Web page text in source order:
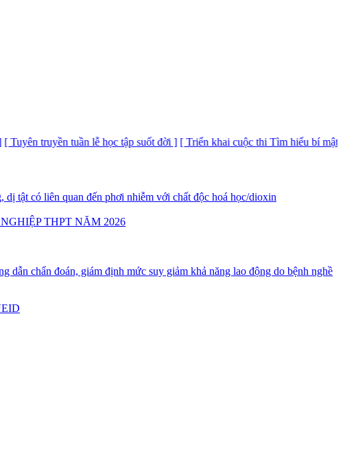
truyền tuần lễ học tập suốt đời ] [ Triển khai cuộc thi Tìm hiểu bí mật nhà
tật có liên quan đến phơi nhiễm với chất độc hoá học/dioxin
THPT NĂM 2026
chẩn đoán, giám định mức suy giảm khả năng lao động do bệnh nghề